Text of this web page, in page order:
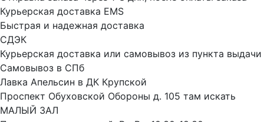
Курьерская доставка EMS
Быстрая и надежная доставка
СДЭК
Курьерская доставка или самовывоз из пункта выдачи
Самовывоз в СПб
Лавка Апельсин в ДК Крупской
Проспект Обуховской Обороны д. 105 там искать
МАЛЫЙ ЗАЛ